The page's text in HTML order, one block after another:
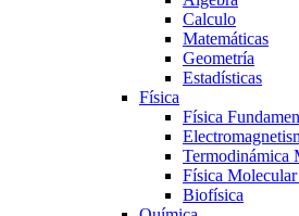
Calculo
Matemáticas
Geometría
Estadísticas
Física
Física
Termodinámica
Física
Biofísica